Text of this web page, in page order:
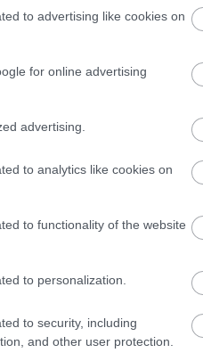
to advertising like cookies on
for online advertising
advertising.
to analytics like cookies on
to functionality of the website
to personalization.
to security, including
and other user protection.
Szóval minden. Kitűnő az